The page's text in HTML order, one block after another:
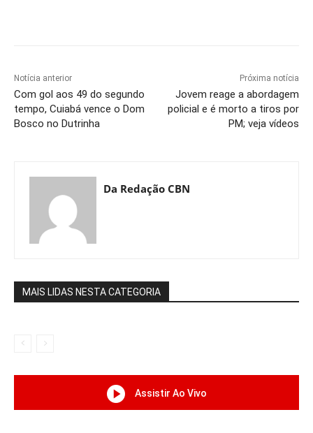
Notícia anterior
Com gol aos 49 do segundo
tempo, Cuiabá vence o Dom
Bosco no Dutrinha
Próxima notícia
Jovem reage a abordagem
policial e é morto a tiros por
PM; veja vídeos
Da Redação CBN
MAIS LIDAS NESTA CATEGORIA
Assistir Ao Vivo